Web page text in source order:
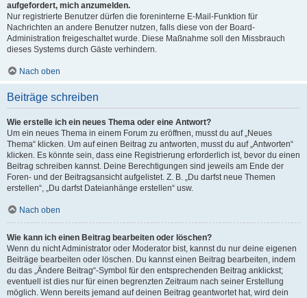
aufgefordert, mich anzumelden.
Nur registrierte Benutzer dürfen die foreninterne E-Mail-Funktion für
Nachrichten an andere Benutzer nutzen, falls diese von der Board-
Administration freigeschaltet wurde. Diese Maßnahme soll den Missbrauch
dieses Systems durch Gäste verhindern.
Nach oben
Beiträge schreiben
Wie erstelle ich ein neues Thema oder eine Antwort?
Um ein neues Thema in einem Forum zu eröffnen, musst du auf „Neues
Thema“ klicken. Um auf einen Beitrag zu antworten, musst du auf „Antworten“
klicken. Es könnte sein, dass eine Registrierung erforderlich ist, bevor du einen
Beitrag schreiben kannst. Deine Berechtigungen sind jeweils am Ende der
Foren- und der Beitragsansicht aufgelistet. Z. B. „Du darfst neue Themen
erstellen“, „Du darfst Dateianhänge erstellen“ usw.
Nach oben
Wie kann ich einen Beitrag bearbeiten oder löschen?
Wenn du nicht Administrator oder Moderator bist, kannst du nur deine eigenen
Beiträge bearbeiten oder löschen. Du kannst einen Beitrag bearbeiten, indem
du das „Ändere Beitrag“-Symbol für den entsprechenden Beitrag anklickst;
eventuell ist dies nur für einen begrenzten Zeitraum nach seiner Erstellung
möglich. Wenn bereits jemand auf deinen Beitrag geantwortet hat, wird dein